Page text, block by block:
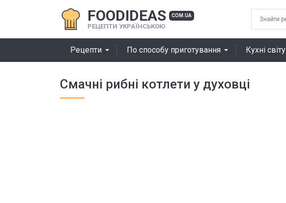
FOODIDEAS COM.UA
РЕЦЕПТИ УКРАЇНСЬКОЮ
Рецепти По способу приготування Кухні світу
Смачні рибні котлети у духовці